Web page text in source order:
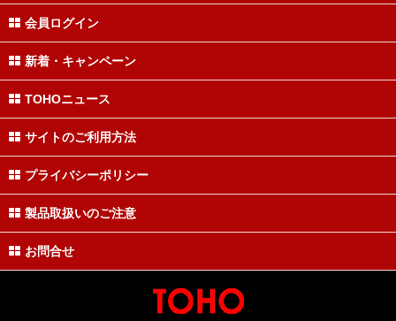
会員ログイン
新着・キャンペーン
TOHOニュース
サイトのご利用方法
プライバシーポリシー
製品取扱いのご注意
お問合せ